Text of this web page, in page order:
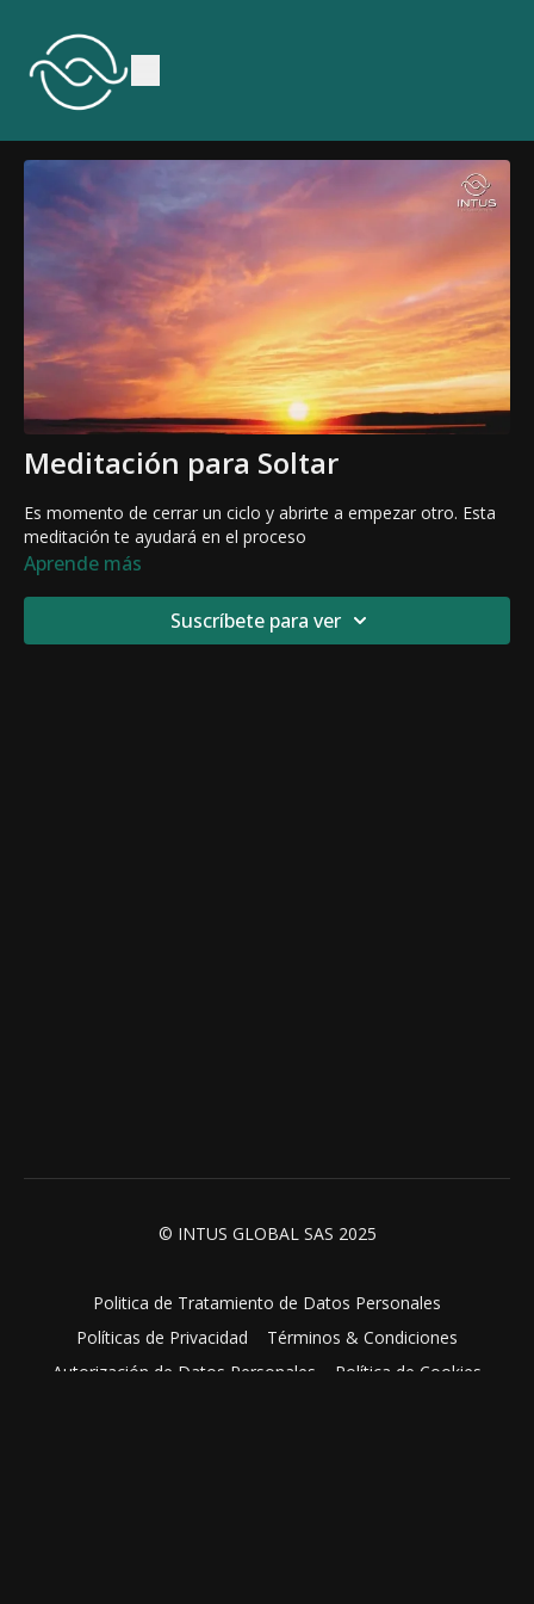
Meditación para Soltar
Es momento de cerrar un ciclo y abrirte a empezar otro. Esta
meditación te ayudará en el proceso
Aprende más
Suscríbete para ver
© INTUS GLOBAL SAS 2025
Politica de Tratamiento de Datos Personales
Políticas de Privacidad
Términos & Condiciones
Autorización de Datos Personales
Política de Cookies